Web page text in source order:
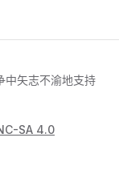
中矢志不渝地支持
SA 4.0